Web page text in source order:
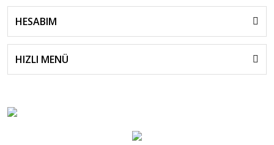
HESABIM
HIZLI MENÜ